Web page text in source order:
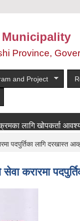
Province,
and Project
खोपकर्ता आवश्यकता
पदपुर्तिका लागि दरखास्त
करारमा